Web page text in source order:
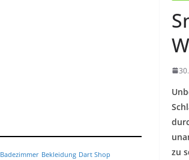
zu
Badezimmer Bekleidung Dart Shop